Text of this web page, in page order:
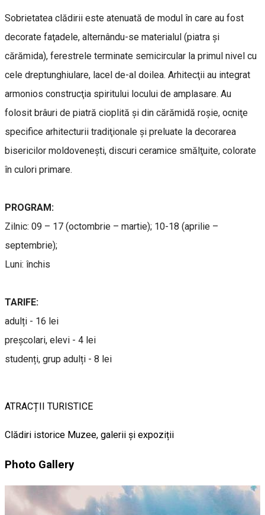
Sobrietatea clădirii este atenuată de modul în care au fost
decorate faţadele, alternându-se materialul (piatra şi
cărămida), ferestrele terminate semicircular la primul nivel cu
cele dreptunghiulare, lacel de-al doilea. Arhitecţii au integrat
armonios construcţia spiritului locului de amplasare. Au
folosit brâuri de piatră cioplită şi din cărămidă roşie, ocniţe
specifice arhitecturii tradiţionale şi preluate la decorarea
bisericilor moldoveneşti, discuri ceramice smălţuite, colorate
în culori primare.
PROGRAM:
Zilnic: 09 – 17 (octombrie – martie); 10-18 (aprilie –
septembrie);
Luni: închis
TARIFE:
adulți - 16 lei
preșcolari, elevi - 4 lei
studenți, grup adulți - 8 lei
ATRACȚII TURISTICE
Clădiri istorice Muzee, galerii și expoziții
Photo Gallery